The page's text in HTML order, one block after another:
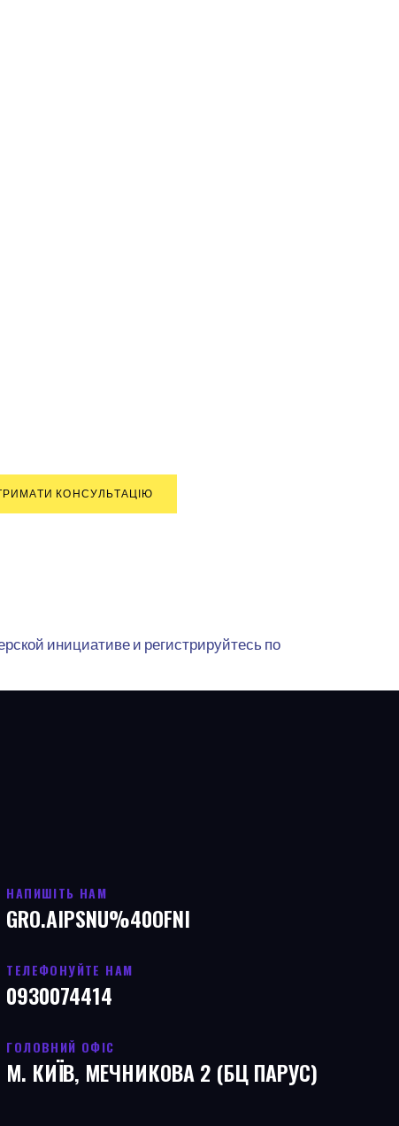
КОНСУЛЬТАЦІЮ
инициативе и регистрируйтесь по
НАПИШІТЬ НАМ
GRO.AIPSNU%40OFNI
ТЕЛЕФОНУЙТЕ НАМ
0930074414
ГОЛОВНИЙ ОФІС
М. КИЇВ, МЕЧНИКОВА 2 (БЦ ПАРУС)